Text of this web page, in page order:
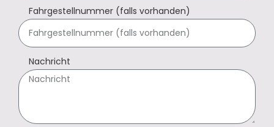
Fahrgestellnummer (falls vorhanden)
Nachricht